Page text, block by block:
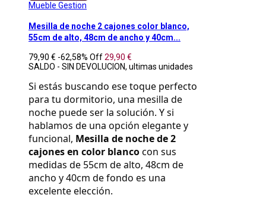
Mueble Gestion
Mesilla de noche 2 cajones color blanco,
55cm de alto, 48cm de ancho y 40cm...
79,90 € -62,58% Off29,90 €
SALDO - SIN DEVOLUCION, ultimas unidades
Si estás buscando ese toque perfecto
para tu dormitorio, una mesilla de
noche puede ser la solución. Y si
hablamos de una opción elegante y
funcional, Mesilla de noche de 2
cajones en color blanco con sus
medidas de 55cm de alto, 48cm de
ancho y 40cm de fondo es una
excelente elección.